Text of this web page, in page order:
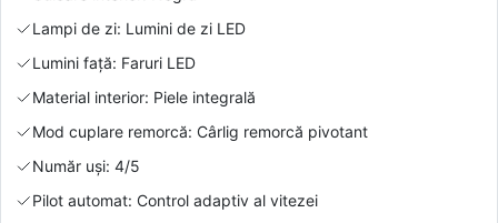
Lampi de zi: Lumini de zi LED
Lumini față: Faruri LED
Material interior: Piele integrală
Mod cuplare remorcă: Cârlig remorcă pivotant
Număr uși: 4/5
Pilot automat: Control adaptiv al vitezei